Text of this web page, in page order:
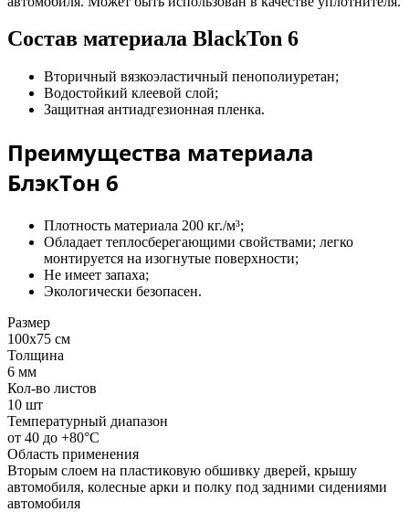
Состав материала BlackTon 6
Вторичный вязкоэластичный пенополиуретан;
Водостойкий клеевой слой;
Защитная антиадгезионная пленка.
Преимущества материала
БлэкТон 6
Плотность материала 200 кг./м³;
Обладает теплосберегающими свойствами; легко
монтируется на изогнутые поверхности;
Не имеет запаха;
Экологически безопасен.
Размер
100х75 см
Толщина
6 мм
Кол­-во листов
10 шт
Температурный диапазон
от ­40 до +80°С
Область применения
Вторым слоем на пластиковую обшивку дверей, крышу
автомобиля, колесные арки и полку под задними сидениями
автомобиля